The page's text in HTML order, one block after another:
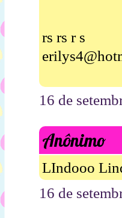
rs rs r s
16 de
Anônimo
LIndooo
16 de